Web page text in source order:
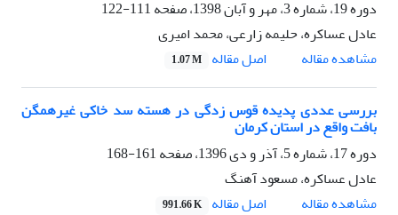
دوره 19، شماره 3، مهر و آبان 1398، صفحه
111-122
عادل عساکره، حلیمه زارعی، محمد امیری
مشاهده مقاله
اصل مقاله 1.07 M
بررسی عددی پدیده قوس زدگی در هسته سد خاکی غیرهمگن
بافت واقع در استان کرمان
دوره 17، شماره 5، آذر و دی 1396، صفحه
161-168
عادل عساکره، مسعود آهنگ
مشاهده مقاله
اصل مقاله 991.66 K